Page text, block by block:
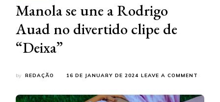
Manola se une a Rodrigo
Auad no divertido clipe de
“Deixa”
by REDAÇÃO 16 DE JANUARY DE 2024 LEAVE A COMMENT